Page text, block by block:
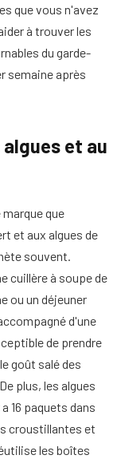
que vous n'avez
à trouver les
du garde-
semaine après
et au
que
et aux algues de
souvent.
cuillère à soupe de
ou un déjeuner
d'une
de prendre
goût salé des
plus, les algues
16 paquets dans
croustillantes et
les boîtes